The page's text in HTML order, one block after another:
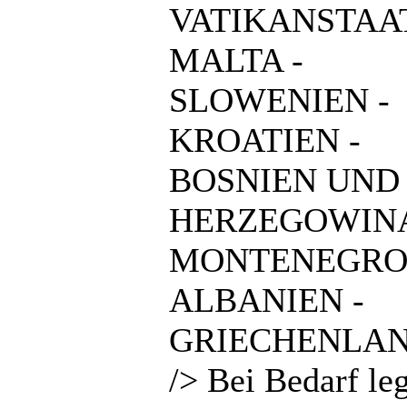
MALTA -
SLOWENIEN -
KROATIEN -
BOSNIEN UND
ALBANIEN -
/> Bei Bedarf